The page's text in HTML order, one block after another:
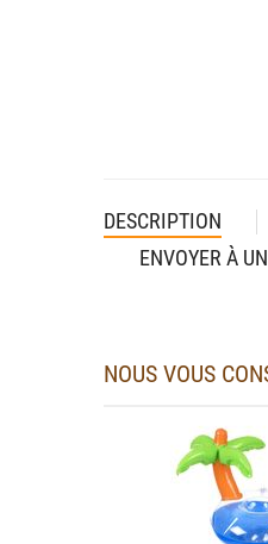
DESCRIPTION
ENVOYER À
NOUS VOUS